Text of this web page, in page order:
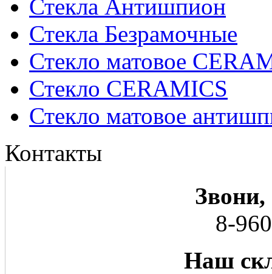
Стекла Антишпион
Стекла Безрамочные
Стекло матовое
Стекло CERAMICS
Стекло матовое
Контакты
8-
Наш